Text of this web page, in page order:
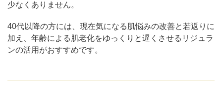
少なくありません。
40代以降の方には、現在気になる肌悩みの改善と若返りに
加え、年齢による肌老化をゆっくりと遅くさせるリジュラ
ンの活用がおすすめです。